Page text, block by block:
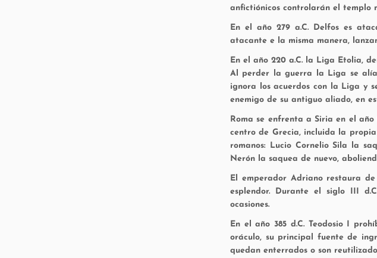
anfictiónicos controlarán el templo
En el año 279 a.C. Delfos es
atacante e la misma manera,
En el año 220 a.C. la Liga Etolia,
Al perder la guerra la Liga se alía
ignora los acuerdos con la Liga y
enemigo de su antiguo aliado, en
Roma se enfrenta a Siria en el
centro de Grecia, incluida la
romanos: Lucio Cornelio Sila la
Nerón la saquea de nuevo,
El emperador Adriano restaura
esplendor. Durante el siglo III
ocasiones.
En el año 385 d.C. Teodosio I
oráculo, su principal fuente de
quedan enterrados o son